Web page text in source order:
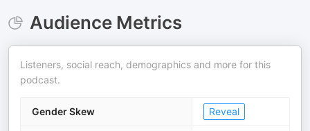
Audience Metrics
Listeners, social reach, demographics and more for this
podcast.
Gender Skew Reveal